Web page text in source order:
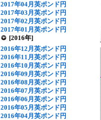
2017年04月英ポンド円
2017年03月英ポンド円
2017年02月英ポンド円
2017年01月英ポンド円
[2016年]
2016年12月英ポンド円
2016年11月英ポンド円
2016年10月英ポンド円
2016年09月英ポンド円
2016年08月英ポンド円
2016年07月英ポンド円
2016年06月英ポンド円
2016年05月英ポンド円
2016年04月英ポンド円